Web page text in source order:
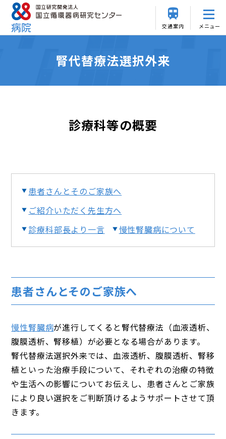
交通案内 メニュー
腎代替療法選択外来
診療科等の概要
患者さんとそのご家族へ
ご紹介いただく先生方へ
診療科部長より一言
慢性腎臓病について
患者さんとそのご家族へ
慢性腎臓病が進行してくると腎代替療法（血液透析、
腹膜透析、腎移植）が必要となる場合があります。
腎代替療法選択外来では、血液透析、腹膜透析、腎移
植といった治療手段について、それぞれの治療の特徴
や生活への影響についてお伝えし、患者さんとご家族
により良い選択をご判断頂けるようサポートさせて頂
きます。